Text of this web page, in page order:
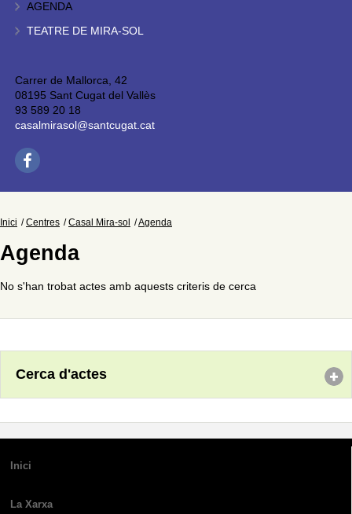
AGENDA
TEATRE DE MIRA-SOL
Carrer de Mallorca, 42
08195 Sant Cugat del Vallès
93 589 20 18
casalmirasol@santcugat.cat
Inici Centres Casal Mira-sol Agenda
Agenda
No s'han trobat actes amb aquests criteris de cerca
Cerca d'actes
Inici
La Xarxa